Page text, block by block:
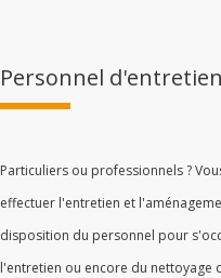
Personnel
Particuliers ou professionnels ?
effectuer l'entretien et
disposition du personnel pour
l'entretien ou encore du nettoyage